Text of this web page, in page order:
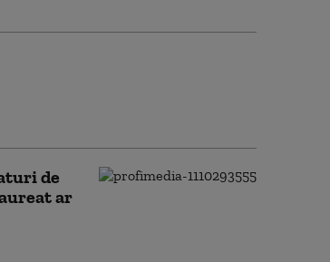
de
ar